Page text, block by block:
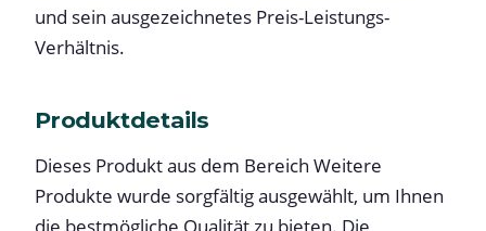
und sein ausgezeichnetes Preis-Leistungs-
Verhältnis.
Produktdetails
Dieses Produkt aus dem Bereich Weitere
Produkte wurde sorgfältig ausgewählt, um Ihnen